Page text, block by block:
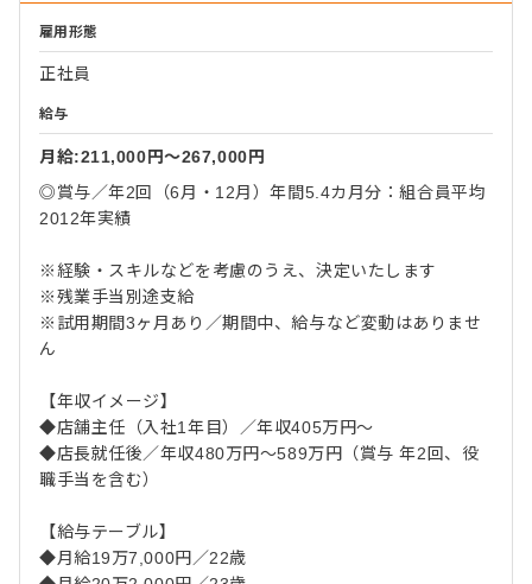
雇用形態
正社員
給与
月給:211,000円〜267,000円
◎賞与／年2回（6月・12月）年間5.4カ月分：組合員平均
2012年実績
※経験・スキルなどを考慮のうえ、決定いたします
※残業手当別途支給
※試用期間3ヶ月あり／期間中、給与など変動はありませ
ん
【年収イメージ】
◆店舗主任（入社1年目）／年収405万円～
◆店長就任後／年収480万円～589万円（賞与 年2回、役
職手当を含む）
【給与テーブル】
◆月給19万7,000円／22歳